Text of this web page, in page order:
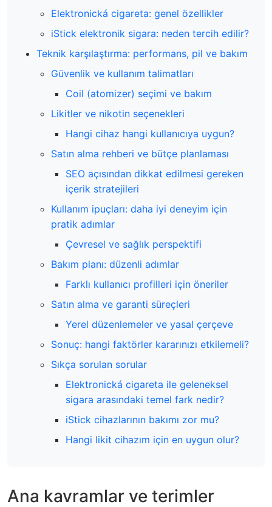
Elektronická cigareta: genel özellikler
iStick elektronik sigara: neden tercih edilir?
Teknik karşılaştırma: performans, pil ve bakım
Güvenlik ve kullanım talimatları
Coil (atomizer) seçimi ve bakım
Likitler ve nikotin seçenekleri
Hangi cihaz hangi kullanıcıya uygun?
Satın alma rehberi ve bütçe planlaması
SEO açısından dikkat edilmesi gereken
içerik stratejileri
Kullanım ipuçları: daha iyi deneyim için
pratik adımlar
Çevresel ve sağlık perspektifi
Bakım planı: düzenli adımlar
Farklı kullanıcı profilleri için öneriler
Satın alma ve garanti süreçleri
Yerel düzenlemeler ve yasal çerçeve
Sonuç: hangi faktörler kararınızı etkilemeli?
Sıkça sorulan sorular
Elektronická cigareta ile geleneksel
sigara arasındaki temel fark nedir?
iStick cihazlarının bakımı zor mu?
Hangi likit cihazım için en uygun olur?
Ana kavramlar ve terimler